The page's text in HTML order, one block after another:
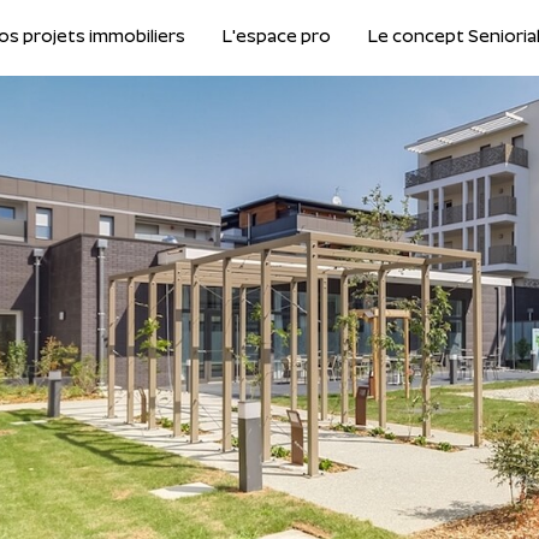
projets immobiliers L'espace pro Le concept